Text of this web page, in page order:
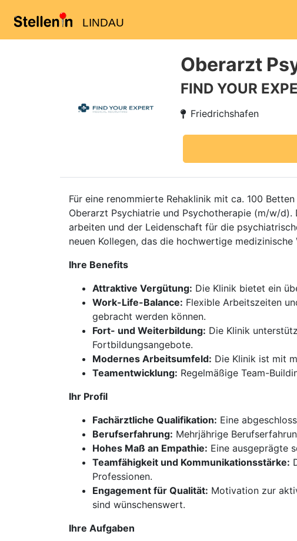
LINDAU
Oberarzt
FIND YOUR
Friedrichshafen
Für eine renommierte Rehaklinik mit ca. 100
Oberarzt Psychiatrie und Psychotherapie (m/w/
arbeiten und der Leidenschaft für die
neuen Kollegen, das die hochwertige
Ihre Benefits
Attraktive Vergütung: Die Klinik bietet ein
Work-Life-Balance: Flexible Arbeitszeiten
gebracht werden können.
Fort- und Weiterbildung: Die Klinik
Fortbildungsangebote.
Modernes Arbeitsumfeld: Die Klinik ist mit
Teamentwicklung: Regelmäßige Team-
Ihr Profil
Fachärztliche Qualifikation: Eine
Berufserfahrung: Mehrjährige
Hohes Maß an Empathie: Eine ausgeprägte
Teamfähigkeit und Kommunikationsstärke:
Professionen.
Engagement für Qualität: Motivation zur
sind wünschenswert.
Ihre Aufgaben